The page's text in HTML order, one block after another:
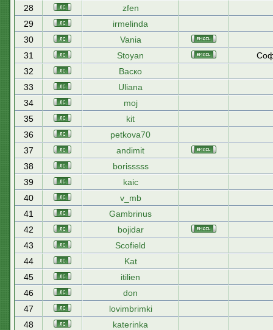
28
zfen
29
irmelinda
30
Vania
31
Stoyan
32
Васко
33
Uliana
34
moj
35
kit
36
petkova70
37
andimit
38
borisssss
39
kaic
40
v_mb
41
Gambrinus
42
bojidar
43
Scofield
44
Kat
45
itilien
46
don
47
lovimbrimki
48
katerinka